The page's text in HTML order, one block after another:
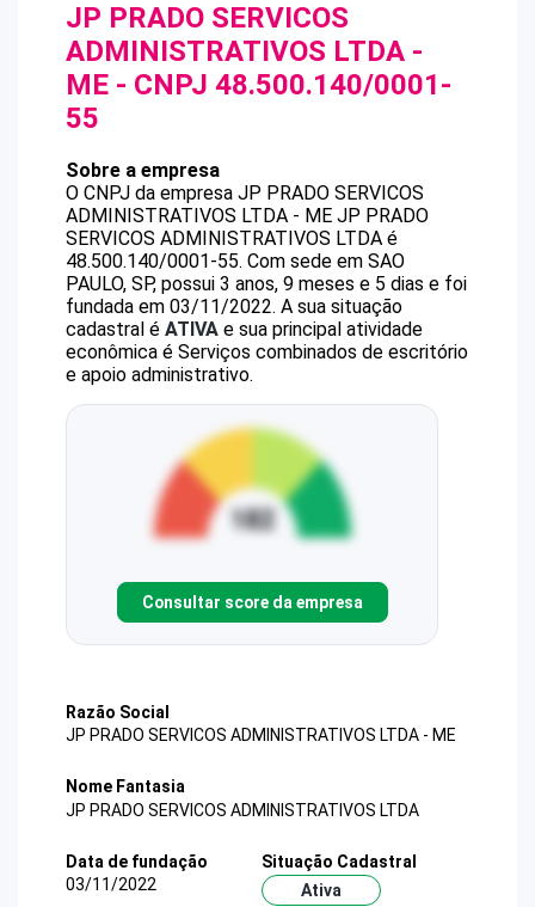
JP PRADO SERVICOS
ADMINISTRATIVOS LTDA -
ME - CNPJ 48.500.140/0001-
55
Sobre a empresa
O CNPJ da empresa JP PRADO SERVICOS
ADMINISTRATIVOS LTDA - ME JP PRADO
SERVICOS ADMINISTRATIVOS LTDA é
48.500.140/0001-55. Com sede em SAO
PAULO, SP, possui 3 anos, 9 meses e 5 dias e foi
fundada em 03/11/2022. A sua situação
cadastral é ATIVA e sua principal atividade
econômica é Serviços combinados de escritório
e apoio administrativo.
Consultar score da empresa
Razão Social
JP PRADO SERVICOS ADMINISTRATIVOS LTDA - ME
Nome Fantasia
JP PRADO SERVICOS ADMINISTRATIVOS LTDA
Data de fundação
03/11/2022
Situação Cadastral
Ativa